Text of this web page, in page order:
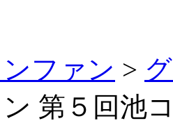
ファン >
第５回池